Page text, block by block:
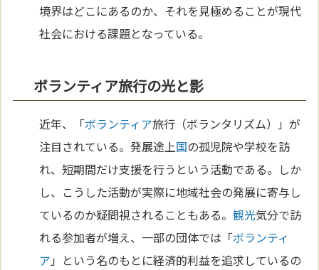
境界はどこにあるのか、それを見極めることが現代
社会における課題となっている。
ボランティア旅行の光と影
近年、「ボランティア旅行（ボランタリズム）」が
注目されている。発展途上国の孤児院や学校を訪
れ、短期間だけ支援を行うという活動である。しか
し、こうした活動が実際に地域社会の発展に寄与し
ているのか疑問視されることもある。観光気分で訪
れる参加者が増え、一部の団体では「ボランティ
ア 」という名のもとに経済的利益を追求しているの